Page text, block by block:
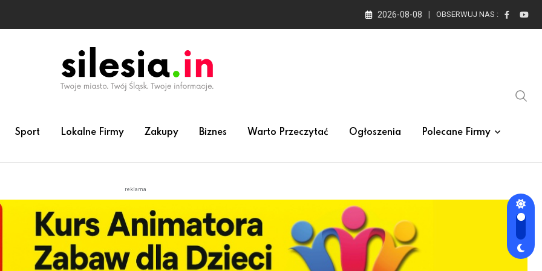
2026-08-08 OBSERWUJ NAS :
Sport Lokalne Firmy Zakupy Biznes Warto Przeczytać Ogłoszenia Polecane Firmy
reklama